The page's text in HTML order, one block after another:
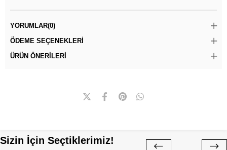
YORUMLAR(0)
ÖDEME SEÇENEKLERI
ÜRÜN ÖNERILERI
Sizin İçin Seçtiklerimiz!